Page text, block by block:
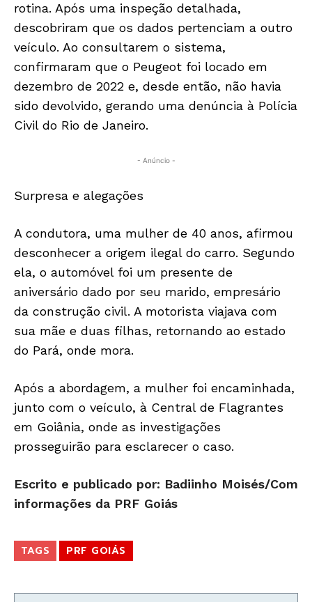
rotina. Após uma inspeção detalhada,
descobriram que os dados pertenciam a outro
veículo. Ao consultarem o sistema,
confirmaram que o Peugeot foi locado em
dezembro de 2022 e, desde então, não havia
sido devolvido, gerando uma denúncia à Polícia
Civil do Rio de Janeiro.
- Anúncio -
Surpresa e alegações
A condutora, uma mulher de 40 anos, afirmou
desconhecer a origem ilegal do carro. Segundo
ela, o automóvel foi um presente de
aniversário dado por seu marido, empresário
da construção civil. A motorista viajava com
sua mãe e duas filhas, retornando ao estado
do Pará, onde mora.
Após a abordagem, a mulher foi encaminhada,
junto com o veículo, à Central de Flagrantes
em Goiânia, onde as investigações
prosseguirão para esclarecer o caso.
Escrito e publicado por: Badiinho Moisés/Com
informações da PRF Goiás
TAGS PRF GOIÁS